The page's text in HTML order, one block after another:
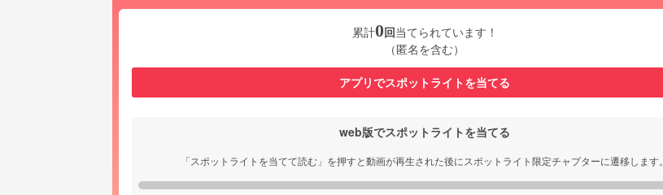
累計0回当てられています！
（匿名を含む）
アプリでスポットライトを当てる
web版でスポットライトを当てる
「スポットライトを当てて読む」を押すと動画が再生された後にスポットライト限定チャプターに遷移します。